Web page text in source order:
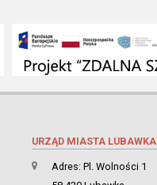
URZĄD MIASTA LUBAWKA
Adres: Pl. Wolności 1